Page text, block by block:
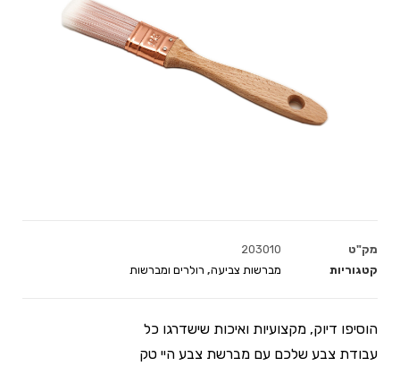
מק"ט
203010
קטגוריות
מברשות צביעה, רולרים ומברשות
הוסיפו דיוק, מקצועיות ואיכות שישדרגו כל
עבודת צבע שלכם עם מברשת צבע היי טק